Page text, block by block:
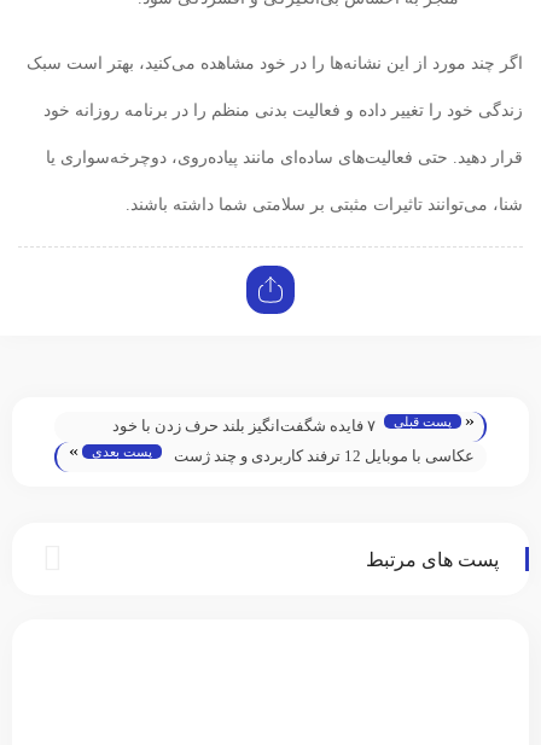
اگر چند مورد از این نشانه‌ها را در خود مشاهده می‌کنید، بهتر است سبک
زندگی خود را تغییر داده و فعالیت بدنی منظم را در برنامه روزانه خود
قرار دهید. حتی فعالیت‌های ساده‌ای مانند پیاده‌روی، دوچرخه‌سواری یا
شنا، می‌توانند تاثیرات مثبتی بر سلامتی شما داشته باشند.
« پست قبلی
۷ فایده شگفت‌انگیز بلند حرف زدن با خود
عکاسی با موبایل 12 ترفند کاربردی و چند ژست
پست بعدی »
پست های مرتبط